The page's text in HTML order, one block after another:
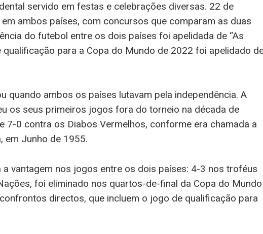
servido em festas e celebrações diversas. 22 de
ambos países, com concursos que comparam as duas
do futebol entre os dois países foi apelidada de “As
para a Copa do Mundo de 2022 foi apelidado
quando ambos os países lutavam pela independência. A
os seus primeiros jogos fora do torneio na década de
7-0 contra os Diabos Vermelhos, conforme era chamada a
em Junho de 1955.
a vantagem nos jogos entre os dois países: 4-3 nos troféus
foi eliminado nos quartos-de-final da Copa do Mundo
directos, que incluem o jogo de qualificação para